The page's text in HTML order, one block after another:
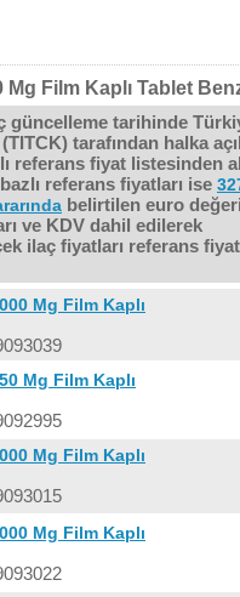
Mg Film Kaplı Tablet
güncelleme tarihinde
tarafından halka
referans fiyat listesinden
referans fiyatları ise
belirtilen euro
ve KDV dahil edilerek
ilaç fiyatları referans
Mg Film Kaplı
Mg Film Kaplı
Mg Film Kaplı
Mg Film Kaplı